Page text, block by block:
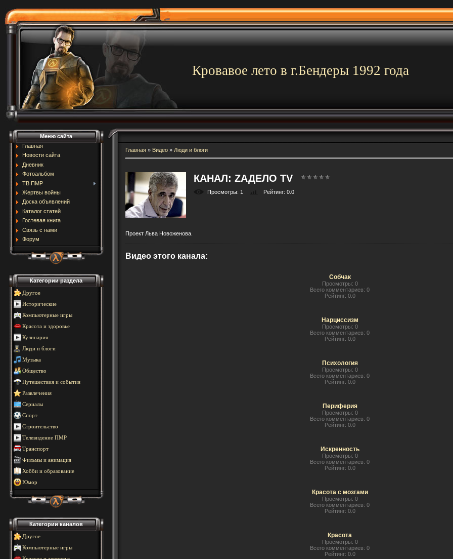
Кровавое лето в г.Бендеры 1992 года
Меню сайта
Главная
Новости сайта
Дневник
Фотоальбом
ТВ ПМР
Жертвы войны
Доска объявлений
Каталог статей
Гостевая книга
Связь с нами
Форум
Категории раздела
Другое
Исторические
Компьютерные игры
Красота и здоровье
Кулинария
Люди и блоги
Музыка
Общество
Путешествия и события
Развлечения
Сериалы
Спорт
Строительство
Телевидение ПМР
Транспорт
Фильмы и анимация
Хобби и образование
Юмор
Категории каналов
Другое
Компьютерные игры
Главная » Видео » Люди и блоги
КАНАЛ: ZАДЕЛО TV
Просмотры: 1 Рейтинг: 0.0
Проект Льва Новоженова.
Видео этого канала:
Собчак
Просмотры: 0
Всего комментариев: 0
Рейтинг: 0.0
Нарциссизм
Просмотры: 0
Всего комментариев: 0
Рейтинг: 0.0
Психология
Просмотры: 0
Всего комментариев: 0
Рейтинг: 0.0
Периферия
Просмотры: 0
Всего комментариев: 0
Рейтинг: 0.0
Искренность
Просмотры: 0
Всего комментариев: 0
Рейтинг: 0.0
Красота с мозгами
Просмотры: 0
Всего комментариев: 0
Рейтинг: 0.0
Красота
Просмотры: 0
Всего комментариев: 0
Рейтинг: 0.0